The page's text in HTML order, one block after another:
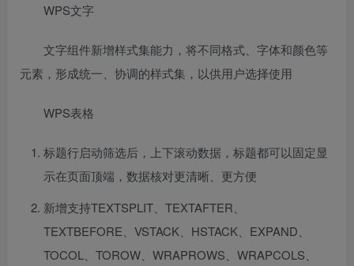
WPS文字
文字组件新增样式集能力，将不同格式、字体和颜色等
元素，形成统一、协调的样式集，以供用户选择使用
WPS表格
标题行启动筛选后，上下滚动数据，标题都可以固定显
示在页面顶端，数据核对更清晰、更方便
新增支持TEXTSPLIT、TEXTAFTER、
TEXTBEFORE、VSTACK、HSTACK、EXPAND、
TOCOL、TOROW、WRAPROWS、WRAPCOLS、